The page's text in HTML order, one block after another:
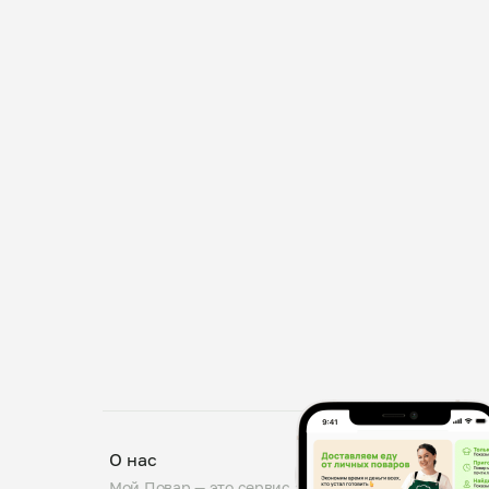
О нас